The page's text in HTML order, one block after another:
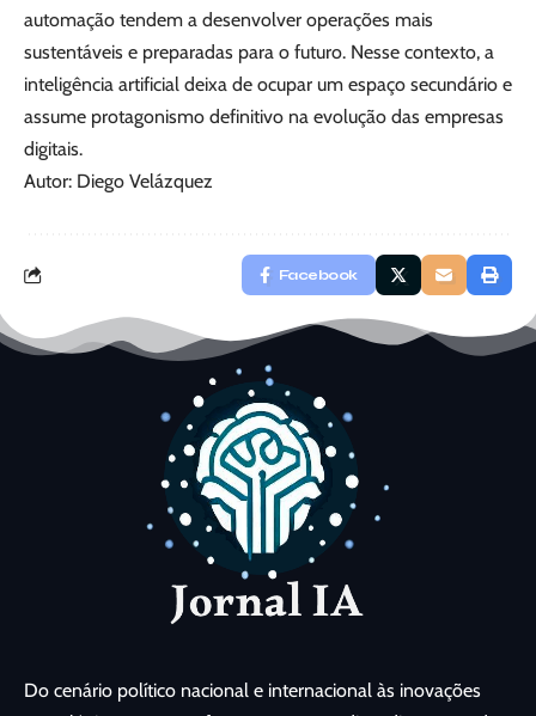
automação tendem a desenvolver operações mais
sustentáveis e preparadas para o futuro. Nesse contexto, a
inteligência artificial deixa de ocupar um espaço secundário e
assume protagonismo definitivo na evolução das empresas
digitais.
Autor: Diego Velázquez
Facebook
Do cenário político nacional e internacional às inovações